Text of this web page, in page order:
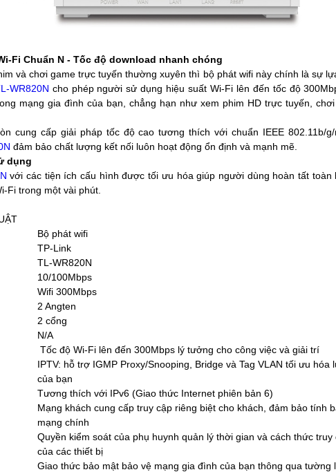
Fi Chuẩn N - Tốc độ download nhanh chóng
và chơi game trực tuyến thường xuyên thì bộ phát wifi này chính là sự
WR820N cho phép người sử dụng hiệu suất Wi-Fi lên đến tốc độ
mạng gia đình của bạn, chẳng hạn như xem phim HD trực tuyến,
cung cấp giải pháp tốc độ cao tương thích với chuẩn IEEE 802.11b/
đảm bảo chất lượng kết nối luôn hoạt động ổn định và mạnh mẽ.
dụng
với các tiện ích cấu hình được tối ưu hóa giúp người dùng hoàn tất
Fi trong một vài phút.
Bộ phát wifi
TP-Link
TL-WR820N
10/100Mbps
Wifi 300Mbps
2 Angten
2 cổng
N/A
Tốc độ Wi-Fi lên đến 300Mbps lý tưởng cho công việc và giải trí
IPTV: hỗ trợ IGMP Proxy/Snooping, Bridge và Tag VLAN tối ưu hóa
của bạn
Tương thích với IPv6 (Giao thức Internet phiên bản 6)
Mạng khách cung cấp truy cập riêng biệt cho khách, đảm bảo tính
mạng chính
Quyền kiểm soát của phụ huynh quản lý thời gian và cách thức truy
của các thiết bị
Giao thức bảo mật bảo vệ mạng gia đình của bạn thông qua tường